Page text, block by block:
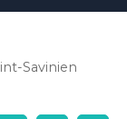
Savinien